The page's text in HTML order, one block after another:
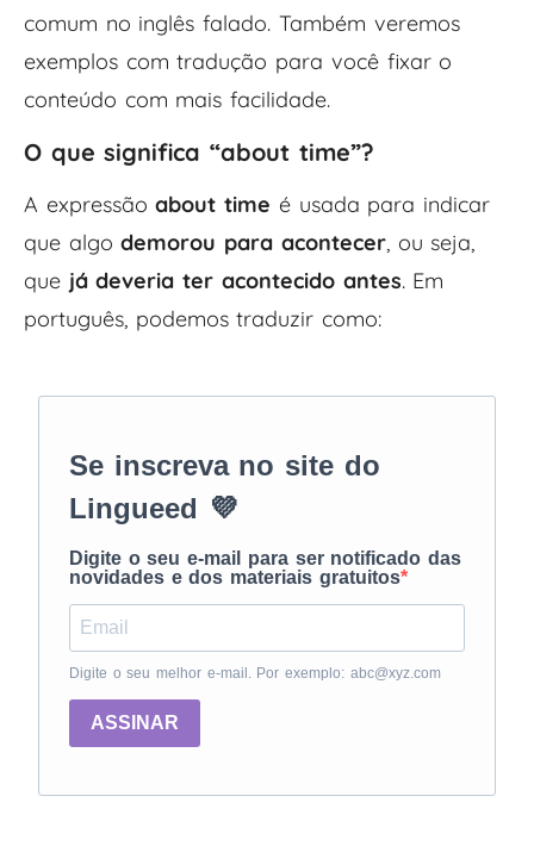
comum no inglês falado. Também veremos
exemplos com tradução para você fixar o
conteúdo com mais facilidade.
O que significa “about time”?
A expressãoabout time é usada para indicar
que algodemorou para acontecer, ou seja,
que já deveria ter acontecido antes. Em
português, podemos traduzir como:
Se inscreva no site do
Lingueed 💜
Digite o seu e-mail para ser notificado das
novidades e dos materiais gratuitos
Digite o seu melhor e-mail. Por exemplo: abc@xyz.com
ASSINAR